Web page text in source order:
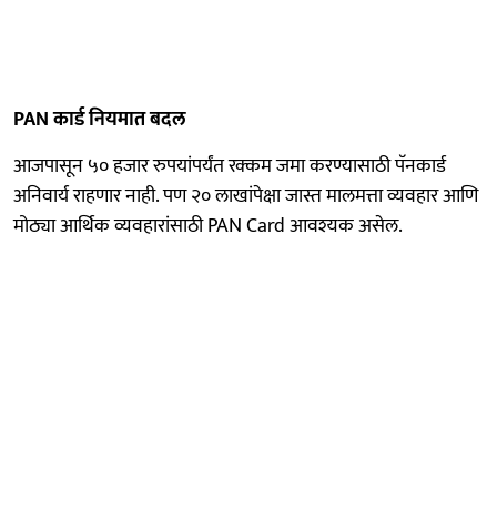
PAN कार्ड नियमात बदल
आजपासून ५० हजार रुपयांपर्यंत रक्कम जमा करण्यासाठी पॅनकार्ड
अनिवार्य राहणार नाही. पण २० लाखांपेक्षा जास्त मालमत्ता व्यवहार आणि
मोठ्या आर्थिक व्यवहारांसाठी PAN Card आवश्यक असेल.